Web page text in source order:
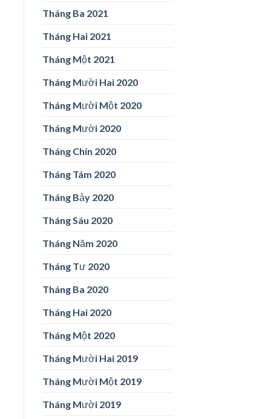
Tháng Ba 2021
Tháng Hai 2021
Tháng Một 2021
Tháng Mười Hai 2020
Tháng Mười Một 2020
Tháng Mười 2020
Tháng Chín 2020
Tháng Tám 2020
Tháng Bảy 2020
Tháng Sáu 2020
Tháng Năm 2020
Tháng Tư 2020
Tháng Ba 2020
Tháng Hai 2020
Tháng Một 2020
Tháng Mười Hai 2019
Tháng Mười Một 2019
Tháng Mười 2019